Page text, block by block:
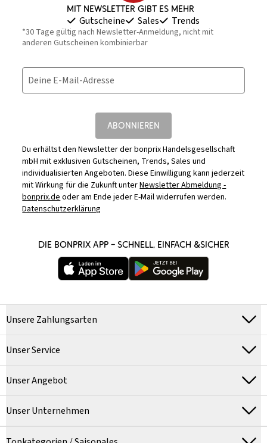
Mit Newsletter gibt es mehr
Gutscheine Sales Trends
*30 Tage gültig nach Newsletter-Anmeldung, nicht mit
anderen Gutscheinen kombinierbar
Deine E-Mail-Adresse
ABONNIEREN
Du erhältst den Newsletter der bonprix Handelsgesellschaft
mbH mit exklusiven Gutscheinen, Trends, Sales und
individualisierten Angeboten. Diese Einwilligung kann jederzeit
mit Wirkung für die Zukunft unterNewsletter Abmeldung -
bonprix.deoder am Ende jeder E-Mail widerrufen werden.
Datenschutzerklärung
DIE BONPRIX APP – SCHNELL, EINFACH &SICHER
Unsere Zahlungsarten
Unser Service
Unser Angebot
Unser Unternehmen